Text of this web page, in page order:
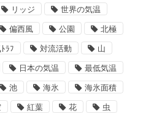
リッジ 世界の気温
偏西風 公園 北極
ﾗﾌ 対流活動 山
日本の気温 最低気温
池 海氷 海氷面積
紅葉 花 虫